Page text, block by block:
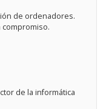
de ordenadores.
de la informática